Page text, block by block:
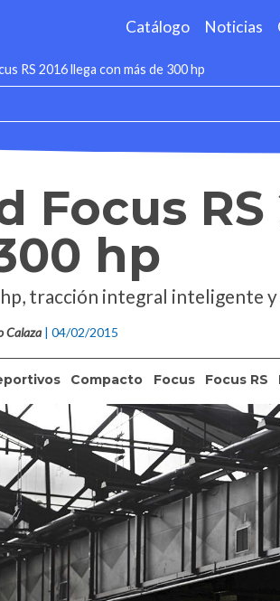
Catálogo Noticias
RS 2016 llega con más de 300 hp
Focus
hp
tracción integral inteligente
Calaza | 04/02/2015
Compacto Focus Focus RS